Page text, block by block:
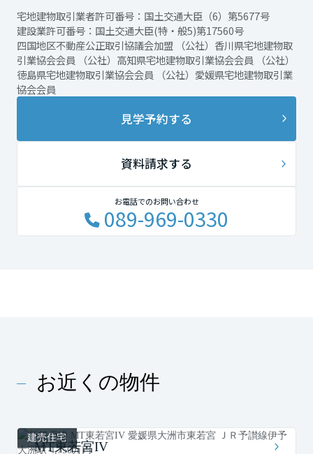
宅地建物取引業者許可番号：国土交通大臣（6）第5677号
建設業許可番号：国土交通大臣(特・般5)第17560号
四国地区不動産公正取引協議会加盟 （公社）香川県宅地建物取
引業協会会員 （公社）高知県宅地建物取引業協会会員 （公社）
徳島県宅地建物取引業協会会員 （公社）愛媛県宅地建物取引業
協会会員
見学予約する
資料請求する
お電話でのお問い合わせ
089-969-0330
お近くの物件
建売住宅
MT東若宮IV